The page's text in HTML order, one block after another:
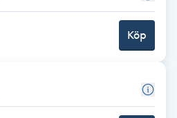
Köp